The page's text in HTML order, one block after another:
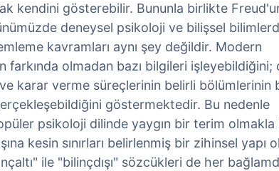
kendini gösterebilir. Bununla birlikte
deneysel psikoloji ve bilişsel
kavramları aynı şey değildir. Modern
farkında olmadan bazı bilgileri işleyebildiğini;
karar verme süreçlerinin belirli bölümlerinin
göstermektedir. Bu nedenle
psikoloji dilinde yaygın bir terim
kesin sınırları belirlenmiş bir zihinsel yapı
ile "bilinçdışı" sözcükleri de her